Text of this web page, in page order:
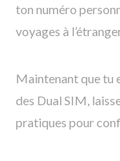
ton numéro
voyages à
Maintenant que tu
des Dual SIM,
pratiques pour